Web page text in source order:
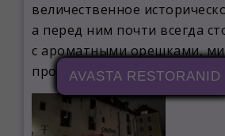
величественное
а перед ним почти всегда
с ароматными орешками,
пройти просто невозможно!
AVASTA RESTORANID
AVASTA RESTORANID
AVASTA RESTORANID
AVASTA RESTORANID